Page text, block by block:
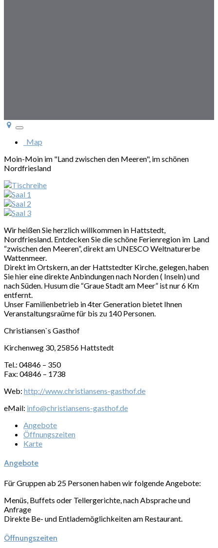
Toggle
navigation
Map
Moin-Moin im "Land zwischen den Meeren", im schönen
Nordfriesland
Wir heißen Sie herzlich willkommen in Hattstedt,
Nordfriesland. Entdecken Sie die schöne Ferienregion im Land
“zwischen den Meeren”, direkt am UNESCO Weltnaturerbe
Wattenmeer.
Direkt im Ortskern, an der Hattstedter Kirche, gelegen, haben
Sie hier eine direkte Anbindungen nach Norden ( Inseln) und
nach Süden. Husum die “Graue Stadt am Meer” ist nur 6 Km
entfernt.
Unser Familienbetrieb in 4ter Generation bietet Ihnen
Veranstaltungsraüme für bis zu 140 Personen.
Christiansen`s Gasthof
Kirchenweg 30, 25856 Hattstedt
Tel.: 04846 – 350
Fax: 04846 – 1738
Web: http://www.christiansens-gasthof.de
eMail: info@christiansens-gasthof.de
Angebote
Öffnungszeiten
Karte
Angebote
Für Gruppen ab 25 Personen haben wir folgende Angebote:
Menüs, Buffets oder Tellergerichte, nach Absprache und
Anfrage
Direkte Be- und Entlademöglichkeiten am Restaurant.
Öffnungszeiten